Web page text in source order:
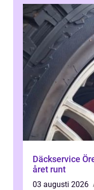
Däckservice Örebro
året runt
03 augusti 2026